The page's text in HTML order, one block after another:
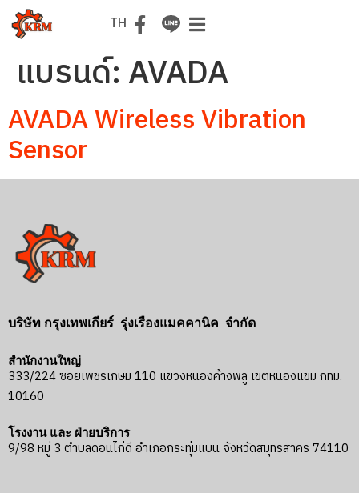
TH
EN
แบรนด์:AVADA
AVADA Wireless Vibration
Sensor
บริษัท กรุงเทพเกียร์ รุ่งเรืองแมคคานิค จำกัด
สำนักงานใหญ่
333/224 ซอยเพชรเกษม 110 แขวงหนองค้างพลู เขตหนองแขม กทม.
10160
โรงงาน และ ฝ่ายบริการ
9/98 หมู่ 3 ตำบลดอนไก่ดี อำเภอกระทุ่มแบน จังหวัดสมุทรสาคร 74110